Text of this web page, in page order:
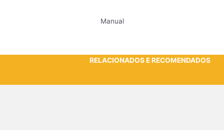
Manual
RELACIONADOS E RECOMENDADOS